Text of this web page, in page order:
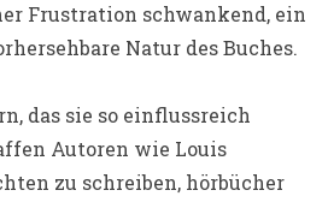
Frustration schwankend, ein
Natur des Buches.
das sie so einflussreich
Autoren wie Louis
zu schreiben, hörbücher